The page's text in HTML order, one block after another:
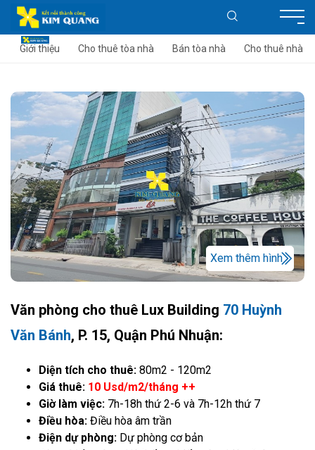
Giới thiệu Cho thuê tòa nhà Bán tòa nhà Cho thuê nhà
Xem thêm hình
Văn phòng cho thuê Lux Building 70 Huỳnh
Văn Bánh, P. 15, Quận Phú Nhuận:
Diện tích cho thuê: 80m2 - 120m2
Giá thuê: 10 Usd/m2/tháng ++
Giờ làm việc: 7h-18h thứ 2-6 và 7h-12h thứ 7
Điều hòa: Điều hòa âm trần
Điện dự phòng: Dự phòng cơ bản